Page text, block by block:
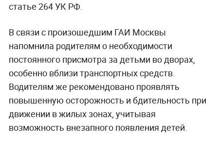
статье 264 УК РФ.
В связи с произошедшим ГАИ Москвы
напомнила родителям о необходимости
постоянного присмотра за детьми во дворах,
особенно вблизи транспортных средств.
Водителям же рекомендовано проявлять
повышенную осторожность и бдительность при
движении в жилых зонах, учитывая
возможность внезапного появления детей.